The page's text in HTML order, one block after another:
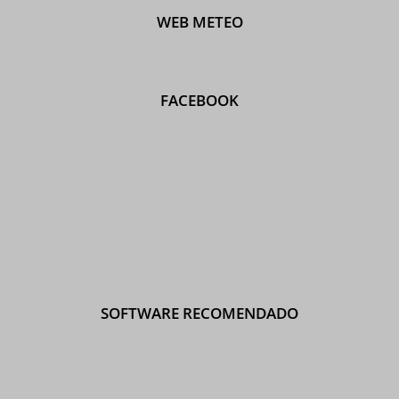
WEB METEO
FACEBOOK
SOFTWARE RECOMENDADO